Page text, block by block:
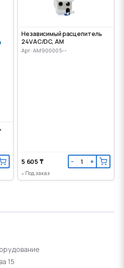
Независимый расцепитель
24VАС/DC, AM
Арт: AM900005--
5 605 ₸ − +
Под заказ
15